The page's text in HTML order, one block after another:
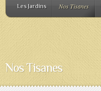
Les Jardins Nos Tisanes
Nos Tisanes